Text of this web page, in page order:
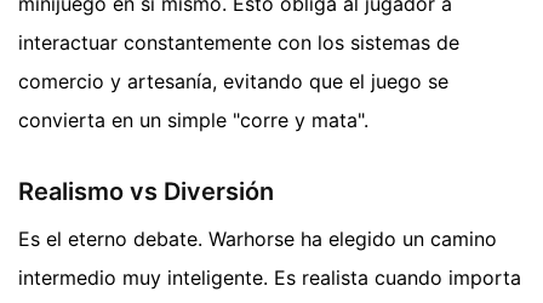
interactuar constantemente con los sistemas de
comercio y artesanía, evitando que el juego se
convierta en un simple "corre y mata".
Realismo vs Diversión
Es el eterno debate. Warhorse ha elegido un camino
intermedio muy inteligente. Es realista cuando importa